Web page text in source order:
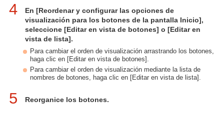
4
En [Reordenar y configurar las opciones de
visualización para los botones de la pantalla Inicio],
seleccione [Editar en vista de botones] o [Editar en
vista de lista].
Para cambiar el orden de visualización arrastrando los botones,
haga clic en [Editar en vista de botones].
Para cambiar el orden de visualización mediante la lista de
nombres de botones, haga clic en [Editar en vista de lista].
5 Reorganice los botones.